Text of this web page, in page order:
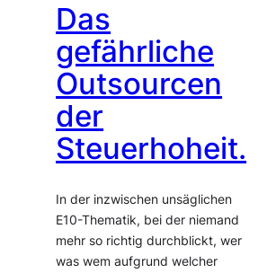
Das
gefährliche
Outsourcen
der
Steuerhoheit.
In der inzwischen unsäglichen
E10-Thematik, bei der niemand
mehr so richtig durchblickt, wer
was wem aufgrund welcher